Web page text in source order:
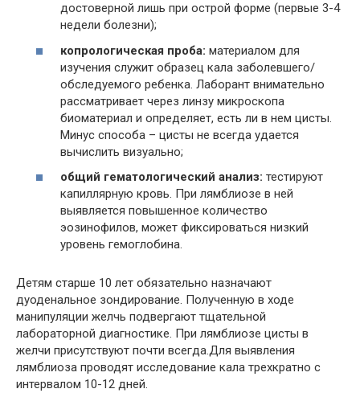
достоверной лишь при острой форме (первые 3-4
недели болезни);
копрологическая проба: материалом для
изучения служит образец кала заболевшего/
обследуемого ребенка. Лаборант внимательно
рассматривает через линзу микроскопа
биоматериал и определяет, есть ли в нем цисты.
Минус способа – цисты не всегда удается
вычислить визуально;
общий гематологический анализ: тестируют
капиллярную кровь. При лямблиозе в ней
выявляется повышенное количество
эозинофилов, может фиксироваться низкий
уровень гемоглобина.
Детям старше 10 лет обязательно назначают
дуоденальное зондирование. Полученную в ходе
манипуляции желчь подвергают тщательной
лабораторной диагностике. При лямблиозе цисты в
желчи присутствуют почти всегда.Для выявления
лямблиоза проводят исследование кала трехкратно с
интервалом 10-12 дней.